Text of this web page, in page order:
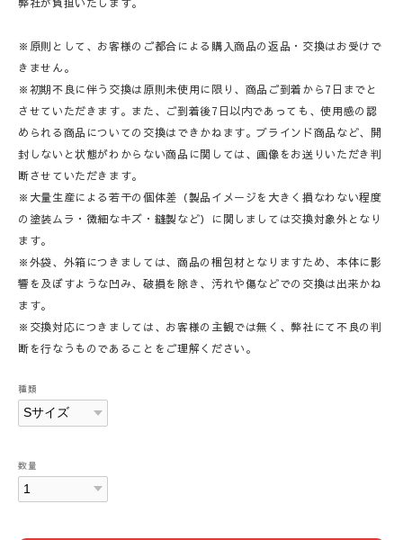
※原則として、お客様のご都合による購入商品の返品・交換はお受けで
きません。
※初期不良に伴う交換は原則未使用に限り、商品ご到着から7日までと
させていただきます。また、ご到着後7日以内であっても、使用感の認
められる商品についての交換はできかねます。ブラインド商品など、開
封しないと状態がわからない商品に関しては、画像をお送りいただき判
断させていただきます。
※大量生産による若干の個体差（製品イメージを大きく損なわない程度
の塗装ムラ・微細なキズ・縫製など）に関しましては交換対象外となり
ます。
※外袋、外箱につきましては、商品の梱包材となりますため、本体に影
響を及ぼすような凹み、破損を除き、汚れや傷などでの交換は出来かね
ます。
※交換対応につきましては、お客様の主観では無く、弊社にて不良の判
断を行なうものであることをご理解ください。
種類
数量